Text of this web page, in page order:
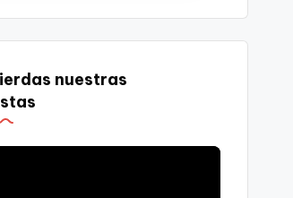
nuestras